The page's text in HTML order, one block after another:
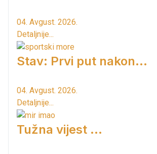
04. Avgust. 2026.
Detaljnije...
Stav: Prvi put nakon…
04. Avgust. 2026.
Detaljnije...
Tužna vijest ...